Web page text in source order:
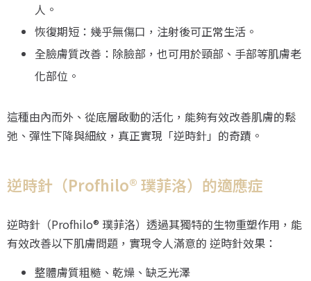
人。
恢復期短：幾乎無傷口，注射後可正常生活。
全臉膚質改善：除臉部，也可用於頸部、手部等肌膚老
化部位。
這種由內而外、從底層啟動的活化，能夠有效改善肌膚的鬆
弛、彈性下降與細紋，真正實現「逆時針」的奇蹟。
逆時針（Profhilo® 璞菲洛）的適應症
逆時針（Profhilo® 璞菲洛）透過其獨特的生物重塑作用，能
有效改善以下肌膚問題，實現令人滿意的 逆時針效果：
整體膚質粗糙、乾燥、缺乏光澤